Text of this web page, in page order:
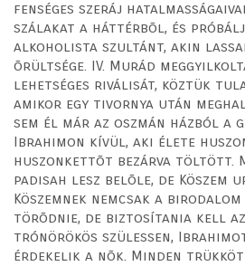
fenséges szeráj
szálakat a háttérbõl, és
alkoholista szultánt, akin
õrültsége. IV. Murád
lehetséges riválisát, köztük
amikor egy tivornya után
sem él már az oszmán házból a
Ibrahimon kívül, aki élete
huszonkettõt bezárva töltött.
padisah lesz belõle, de Köszem
Köszemnek nemcsak a
törõdnie, de biztosítania kell
trónörökös szülessen,
érdekelik a nõk. Minden